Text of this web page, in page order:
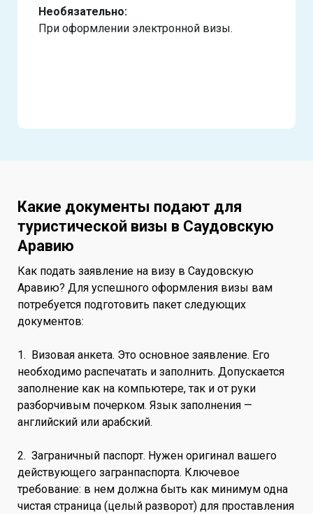
Необязательно:
При оформлении электронной визы.
Какие документы подают для
туристической визы в Саудовскую
Аравию
Как подать заявление на визу в Саудовскую
Аравию? Для успешного оформления визы вам
потребуется подготовить пакет следующих
документов:
1. Визовая анкета. Это основное заявление. Его
необходимо распечатать и заполнить. Допускается
заполнение как на компьютере, так и от руки
разборчивым почерком. Язык заполнения —
английский или арабский.
2. Заграничный паспорт. Нужен оригинал вашего
действующего загранпаспорта. Ключевое
требование: в нем должна быть как минимум одна
чистая страница (целый разворот) для проставления